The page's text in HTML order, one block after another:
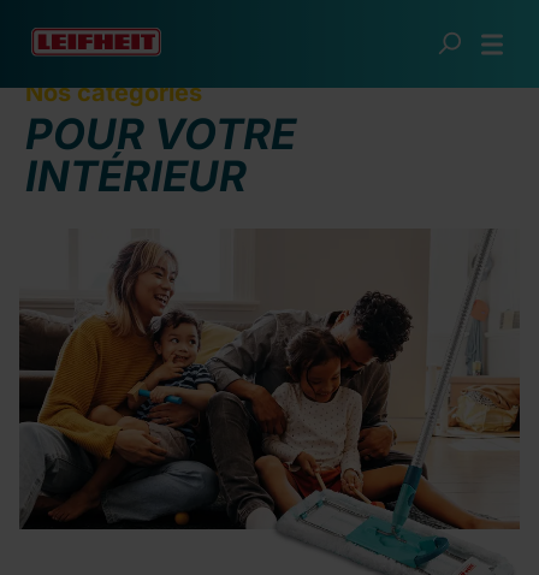
Passer au contenu principal
Nos catégories
POUR VOTRE
INTÉRIEUR